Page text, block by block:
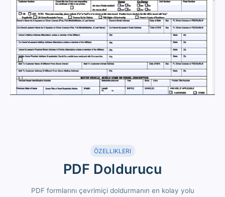
ÖZELLIKLERI
PDF Doldurucu
PDF formlarını çevrimiçi doldurmanın en kolay yolu